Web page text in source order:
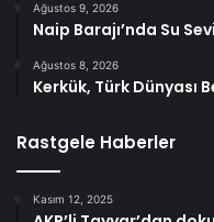
Ağustos 9, 2026
Naip Barajı’nda Su
Ağustos 8, 2026
Kerkük, Türk Dünyası
Rastgele Haberler
Kasım 12, 2025